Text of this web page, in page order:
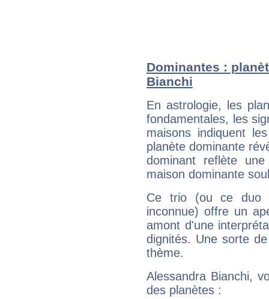
Dominantes :
Bianchi
En astrologie, les
fondamentales, les
maisons indiquent
planète dominante
dominant reflète
maison dominante
Ce trio (ou ce duo
inconnue) offre un
amont d'une
dignités. Une sorte
thème.
Alessandra Bianchi,
des planètes :